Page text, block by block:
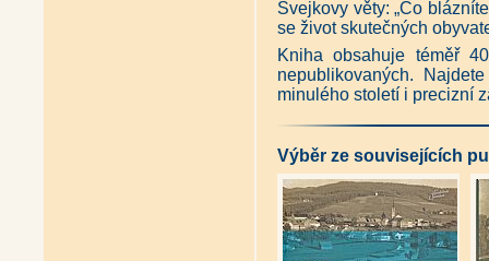
Tajemství šumavských
Tajemství šumavských
Tajemství šumavských vod I
Tajemství šumavských vod II
Tajemství šumavských vod III
Jihočeský kraj z nebe (Jiří
Antikvariát - Šumava z nebe
Šumavská NEJ... (Petr
Antikvariát - Česká krajina
Švejkovy věty: „Co
se život skutečných
Kniha obsahuje téměř
nepublikovaných.
minulého století i precizní
Výběr ze souvisejících